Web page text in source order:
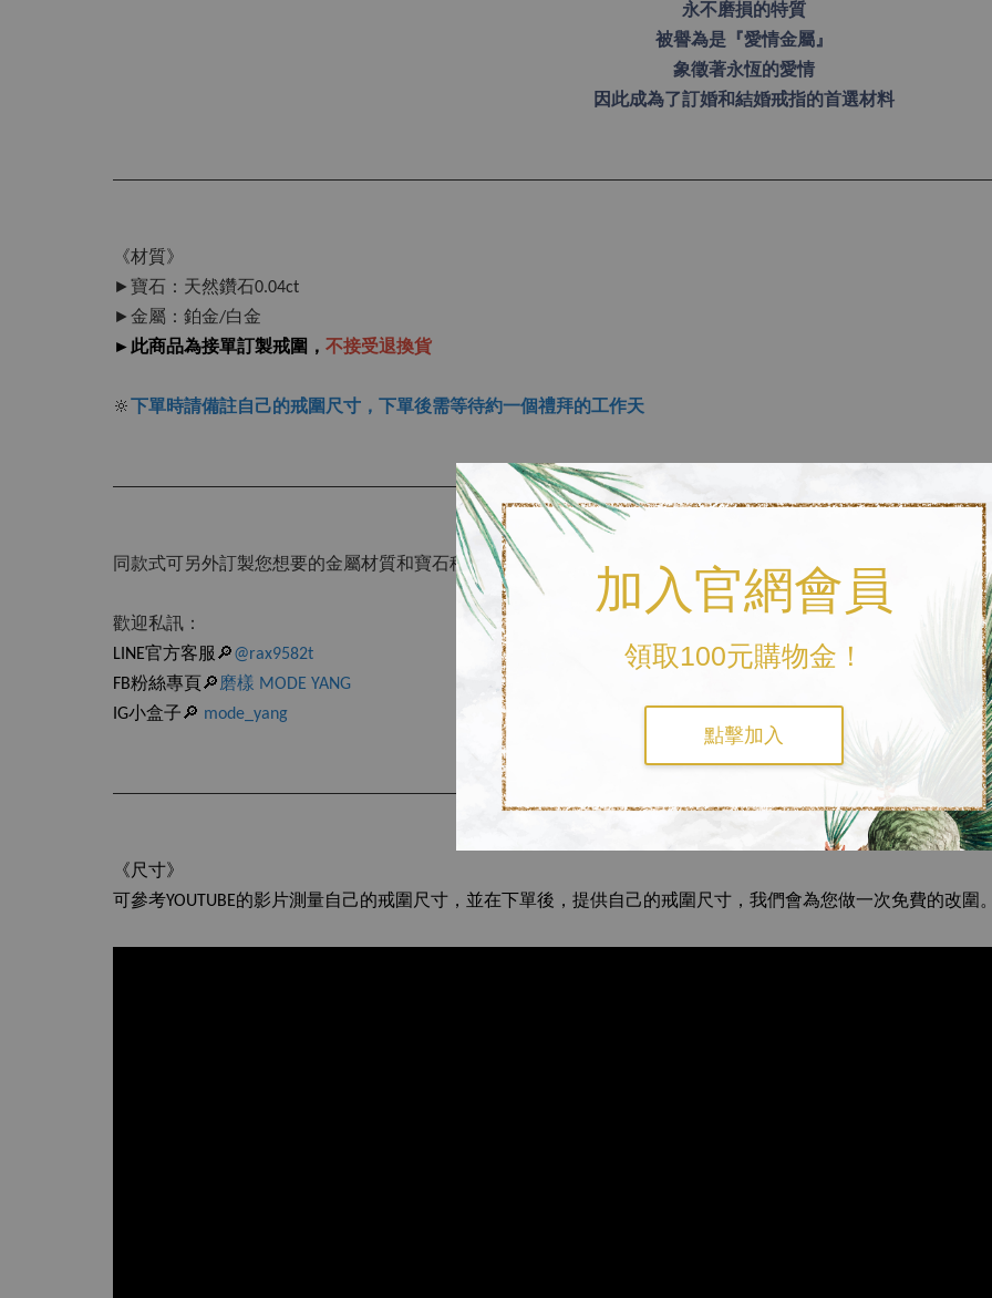
加入官網會員
領取100元購物金！
點擊加入
永不磨損的特質
被譽為是『愛情金屬』
象徵著永恆的愛情
因此成為了訂婚和結婚戒指的首選材料
《材質》
►寶石：天然鑽石0.04ct
►金屬：鉑金/白金
►此商品為接單訂製戒圍， 不接受退換貨
🔆 下單時請備註自己的戒圍尺寸，下單後需等待約一個禮拜的工作天
同款式可另外訂製您想要的金屬材質和寶石種類，設計師將會另外為您報價。
歡迎私訊：
LINE官方客服🔎@rax9582t
FB粉絲專頁🔎磨樣 MODE YANG
IG小盒子🔎 mode_yang
《尺寸》
可參考YOUTUBE的影片測量自己的戒圍尺寸，並在下單後，提供自己的戒圍尺寸，我們會為您做一次免費的改圍